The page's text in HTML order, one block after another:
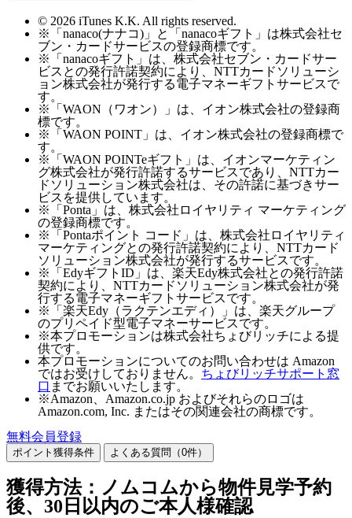
© 2026 iTunes K.K. All rights reserved.
※「nanaco(ナナコ)」と「nanacoギフト」は株式会社セ
ブン・カードサービスの登録商標です。
※「nanacoギフト」は、株式会社セブン・カードサー
ビスとの発行許諾契約により、NTTカードソリューシ
ョン株式会社が発行する電子マネーギフトサービスで
す。
※「WAON（ワオン）」は、イオン株式会社の登録商
標です。
※「WAON POINT」は、イオン株式会社の登録商標で
す。
※「WAON POINTeギフト」は、イオンマーケティン
グ株式会社が発行許諾するサービスであり、NTTカー
ドソリューション株式会社は、その許諾に基づきサー
ビスを提供しています。
※「Ponta」は、株式会社ロイヤリティ マーケティング
の登録商標です。
※「Pontaポイント コード」は、株式会社ロイヤリティ
マーケティングとの発行許諾契約により、NTTカード
ソリューション株式会社が発行するサービスです。
※「EdyギフトID」は、楽天Edy株式会社との発行許諾
契約により、NTTカードソリューション株式会社が発
行する電子マネーギフトサービスです。
※「楽天Edy（ラクテンエディ）」は、楽天グループ
のプリペイド型電子マネーサービスです。
※本プロモーションは株式会社ちょびリッチによる提
供です。
本プロモーションについてのお問い合わせは Amazon
ではお受けしておりません。 ちょびリッチサポート窓
口 までお願いいたします。
※Amazon、Amazon.co.jp およびそれらのロゴは
Amazon.com, Inc. またはその関連会社の商標です。
無料会員登録
ポイント獲得条件 よくある質問（0件）
獲得方法：ノムコムから物件見学予約
後、30日以内のご本人様確認